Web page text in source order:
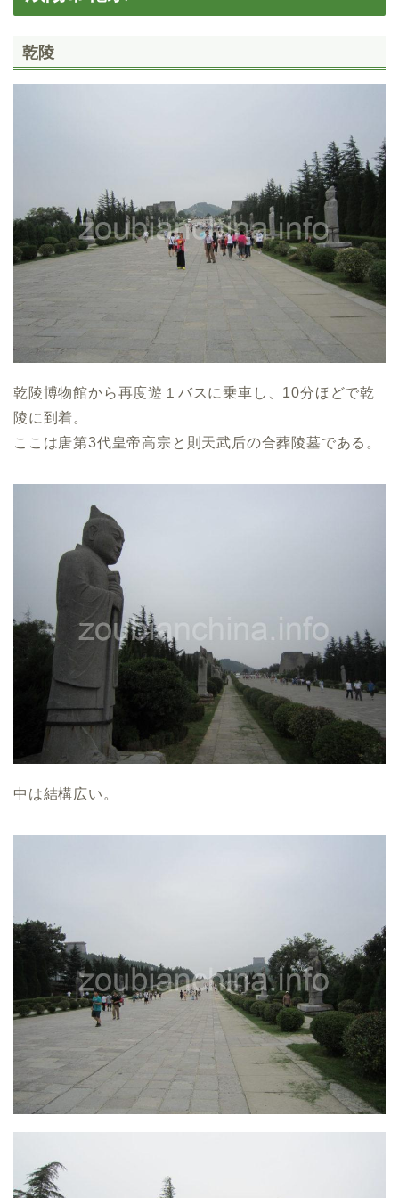
乾陵
乾陵博物館から再度遊１バスに乗車し、10分ほどで乾
陵に到着。
ここは唐第3代皇帝高宗と則天武后の合葬陵墓である。
中は結構広い。